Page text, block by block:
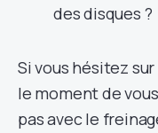
des disques ?
Si vous hésitez sur
le moment de
pas avec le